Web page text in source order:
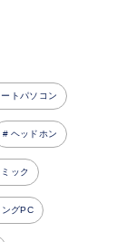
ートパソコン
ヘッドホン
ック
ングPC